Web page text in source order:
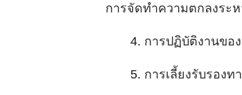
การจัดทำความตกลงระห
4. การปฏิบัติงานขอ
5. การเลี้ยงรับรอง